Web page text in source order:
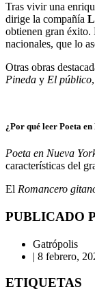
Tras vivir una
dirige la compañía
obtienen gran éxito.
nacionales, que lo
Otras obras
Pineda y El público
¿Por qué leer Poeta
Poeta en Nueva
características del
El Romancero
PUBLICADO
Gatrópolis
| 8 febrero,
ETIQUETAS